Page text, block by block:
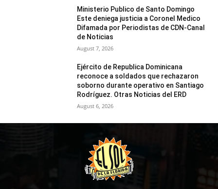
Ministerio Publico de Santo Domingo
Este deniega justicia a Coronel Medico
Difamada por Periodistas de CDN-Canal
de Noticias
August 7, 2026
Ejército de Republica Dominicana
reconoce a soldados que rechazaron
soborno durante operativo en Santiago
Rodríguez. Otras Noticias del ERD
August 6, 2026